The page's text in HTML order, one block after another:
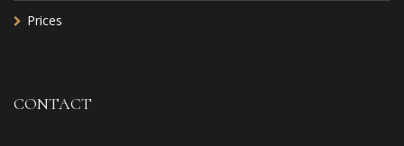
Prices
CONTACT